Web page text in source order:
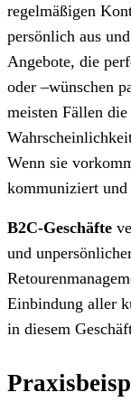
regelmäßigen
persönlich aus
Angebote, die
oder –wünschen
meisten Fällen
Wenn sie
kommuniziert
B2C-Geschäfte
und
Einbindung aller
in diesem